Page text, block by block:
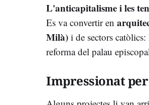
L'anticapitalisme i les
Es va convertir en
Milà) i de sectors
reforma del palau
Impressionat